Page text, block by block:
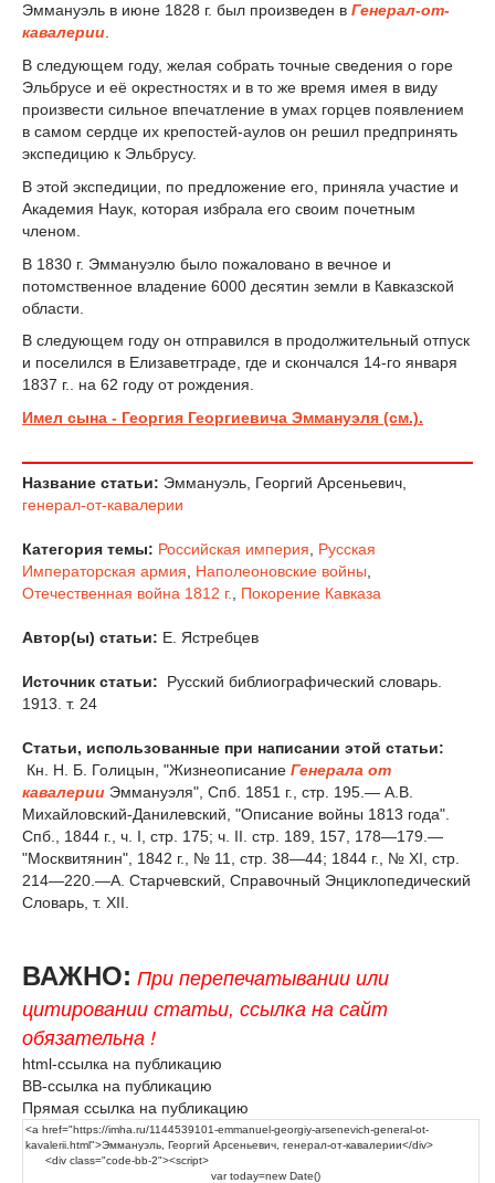
Эммануэль в июне 1828 г. был произведен в Генерал-от-
кавалерии
В следующем году, желая собрать точные сведения о горе
Эльбрусе и её окрестностях и в то же время имея в виду
произвести сильное впечатление в умах горцев появлением
в самом сердце их крепостей-аулов он решил предпринять
экспедицию к Эльбрусу.
В этой экспедиции, по предложение его, приняла участие и
Академия Наук, которая избрала его своим почетным
членом.
В 1830 г. Эммануэлю было пожаловано в вечное и
потомственное владение 6000 десятин земли в Кавказской
области.
В следующем году он отправился в продолжительный отпуск
и поселился в Елизаветграде, где и скончался 14-го января
1837 г.. на 62 году от рождения.
Имел сына - Георгия Георгиевича Эммануэля (см.).
Название статьи: Эммануэль, Георгий Арсеньевич,
генерал-от-кавалерии
Категория темы: Российская империя
Русская
Императорская армия
Наполеоновские войны
Отечественная война 1812 г.
Покорение Кавказа
Автор(ы) статьи: Е. Ястребцев
Источник статьи:
Русский библиографический словарь.
1913. т. 24
Статьи, использованные при написании этой статьи:
Кн. Н. Б. Голицын, "Жизнеописание Генерала от
кавалерии Эммануэля", Спб. 1851 г., стр. 195.— А.В.
Михайловский-Данилевский, "Описание войны 1813 года".
Спб., 1844 г., ч. I, стр. 175; ч. II. стр. 189, 157, 178—179.—
"Москвитянин", 1842 г., № 11, стр. 38—44; 1844 г., № XI, стр.
214—220.—А. Старчевский, Справочный Энциклопедический
Словарь, т. XII.
ВАЖНО: При перепечатывании или
цитировании статьи, ссылка на сайт
обязательна !
html-ссылка на публикацию
BB-ссылка на публикацию
Прямая ссылка на публикацию